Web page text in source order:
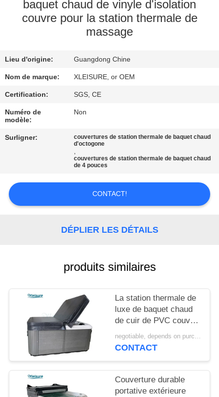
CONTROL
REQUEST
A
QUOTE
PLAN
PRIVACY
baquet chaud de vinyle d'isolation
couvre pour la station thermale de
massage
Lieu d'origine: Guangdong Chine
Nom de marque: XLEISURE, or OEM
Certification: SGS, CE
Numéro de
modèle:
Non
Surligner:
couvertures de station thermale de baquet chaud
d'octogone
,
couvertures de station thermale de baquet chaud
de 4 pouces
CONTACT!
DÉPLIER LES DÉTAILS
produits similaires
La station thermale de
luxe de baquet chaud
de cuir de PVC couvre
durable et le
spécialiste pour la
negotiable, depends on purchase volume MOQ:10 | ensemble 100
CONTACT
Couverture durable
portative extérieure